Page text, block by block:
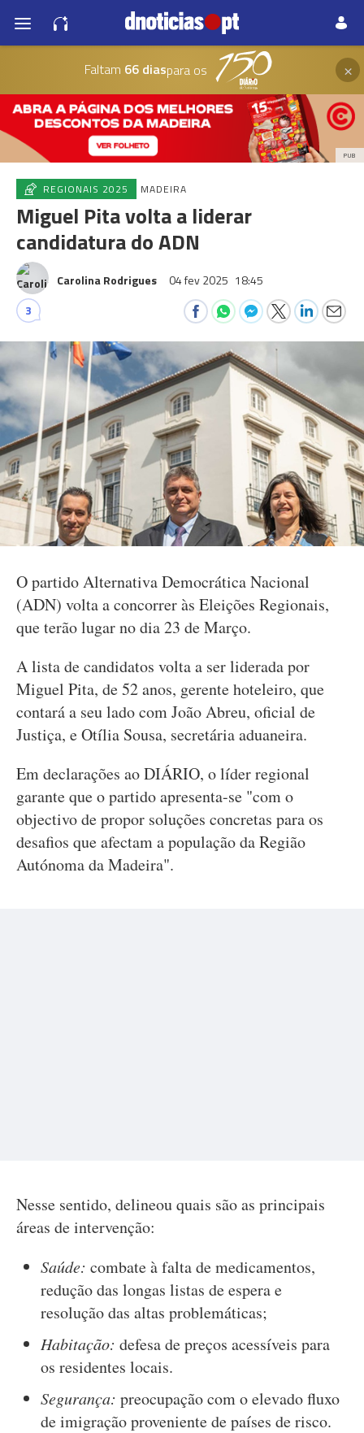
Faltam 66 diaspara os ×
PUB
REGIONAIS 2025 MADEIRA
Miguel Pita volta a liderar
candidatura do ADN
Carolina Rodrigues 04 fev 2025 18:45
3
O partido Alternativa Democrática Nacional
(ADN) volta a concorrer às Eleições Regionais,
que terão lugar no dia 23 de Março.
A lista de candidatos volta a ser liderada por
Miguel Pita, de 52 anos, gerente hoteleiro, que
contará a seu lado com João Abreu, oficial de
Justiça, e Otília Sousa, secretária aduaneira.
Em declarações ao DIÁRIO, o líder regional
garante que o partido apresenta-se "com o
objectivo de propor soluções concretas para os
desafios que afectam a população da Região
Autónoma da Madeira".
Nesse sentido, delineou quais são as principais
áreas de intervenção:
Saúde: combate à falta de medicamentos,
redução das longas listas de espera e
resolução das altas problemáticas;
Habitação: defesa de preços acessíveis para
os residentes locais.
Segurança: preocupação com o elevado fluxo
de imigração proveniente de países de risco.